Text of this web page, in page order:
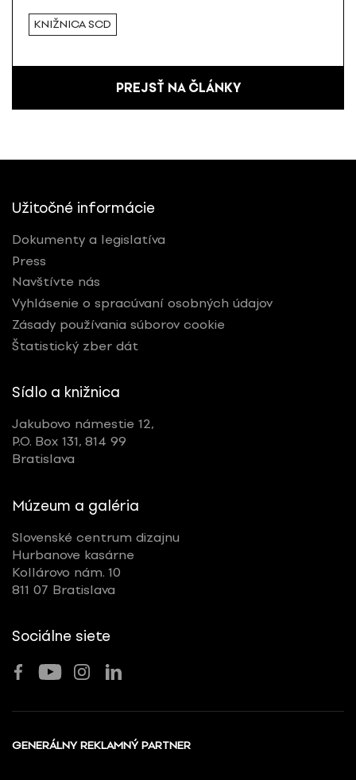
KNIŽNICA SCD
PREJSŤ NA ČLÁNKY
Užitočné informácie
Dokumenty a legislatíva
Press
Navštívte nás
Vyhlásenie o spracúvaní osobných údajov
Zásady používania súborov cookie
Štatistický zber dát
Sídlo a knižnica
Jakubovo námestie 12,
P.O. Box 131, 814 99
Bratislava
Múzeum a galéria
Slovenské centrum dizajnu
Hurbanove kasárne
Kollárovo nám. 10
811 07 Bratislava
Sociálne siete
GENERÁLNY REKLAMNÝ PARTNER